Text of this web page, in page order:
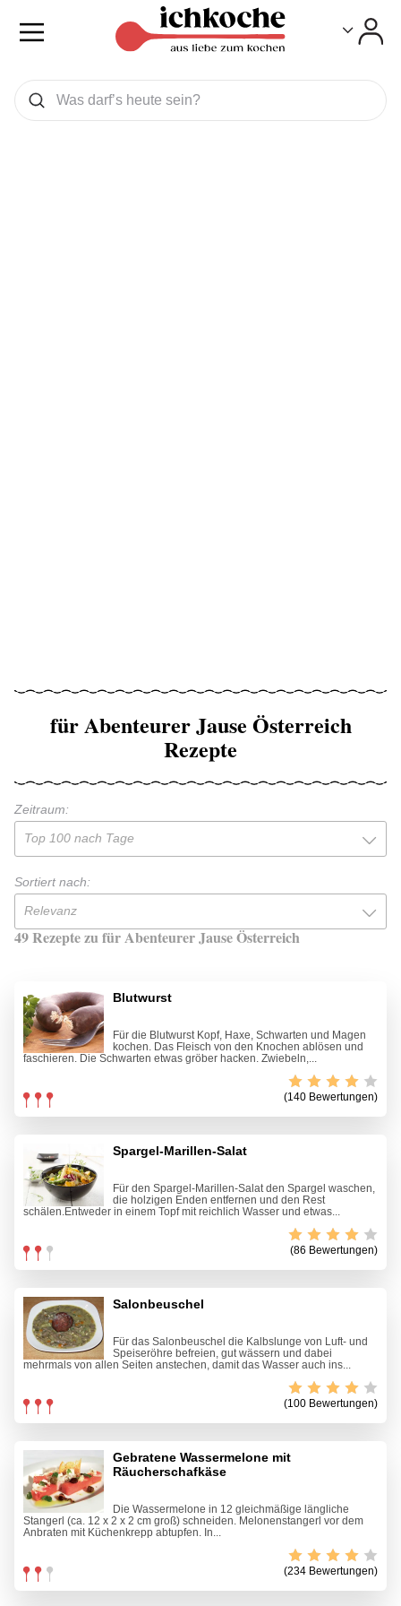
Was wollen Sie suchen
Suchen
für Abenteurer Jause Österreich
Rezepte
Zeitraum:
Top 100 nach Tage
Sortiert nach:
Relevanz
49 Rezepte zu für Abenteurer Jause Österreich
Blutwurst
Für die Blutwurst Kopf, Haxe, Schwarten und Magen
kochen. Das Fleisch von den Knochen ablösen und
faschieren. Die Schwarten etwas gröber hacken. Zwiebeln,...
(140 Bewertungen)
Spargel-Marillen-Salat
Für den Spargel-Marillen-Salat den Spargel waschen,
die holzigen Enden entfernen und den Rest
schälen.Entweder in einem Topf mit reichlich Wasser und etwas...
(86 Bewertungen)
Salonbeuschel
Für das Salonbeuschel die Kalbslunge von Luft- und
Speiseröhre befreien, gut wässern und dabei
mehrmals von allen Seiten anstechen, damit das Wasser auch ins...
(100 Bewertungen)
Gebratene Wassermelone mit
Räucherschafkäse
Die Wassermelone in 12 gleichmäßige längliche
Stangerl (ca. 12 x 2 x 2 cm groß) schneiden. Melonenstangerl vor dem
Anbraten mit Küchenkrepp abtupfen. In...
(234 Bewertungen)